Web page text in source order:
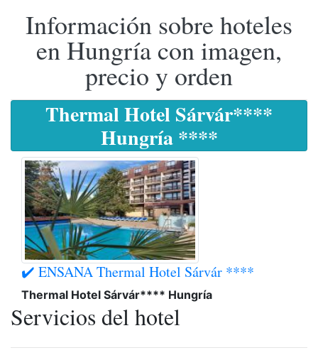
Información sobre hoteles
en Hungría con imagen,
precio y orden
Thermal Hotel Sárvár****
Hungría ****
✔️ ENSANA Thermal Hotel Sárvár ****
Thermal Hotel Sárvár**** Hungría
Servicios del hotel